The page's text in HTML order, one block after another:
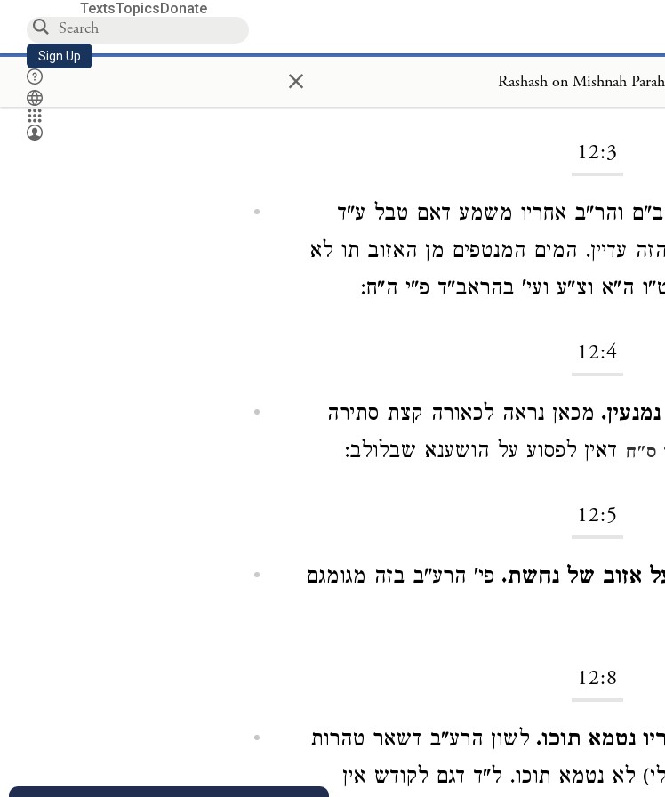
TextsTopicsDonate
Sign Up × Rashash on Mishnah
12:3
והר"ב אחריו משמע דאם טבל ע"ד
עדיין. המים המנטפים מן האזוב תו לא
ה"א וצ"ע ועי' בהראב"ד פ"י ה"ח:
12:4
מכאן נראה לכאורה קצת סתירה
ס"ח דאין לפסוע על הושענא שבלולב:
12:5
אזוב של נחשת. פי' הרע"ב בזה מגומגם
12:8
נטמא תוכו. לשון הרע"ב דשאר טהרות
לא נטמא תוכו. ל"ד דגם לקודש אין